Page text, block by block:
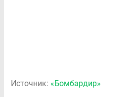
Источник: «Бомбардир»